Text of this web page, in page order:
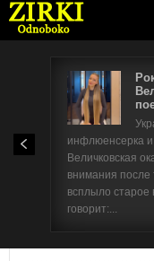
инфлюенсерка
Величковская
внимания после
всплыло старое
говорит:...